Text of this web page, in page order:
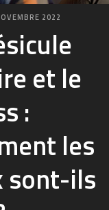
2022
et le
:
les
sont-ils